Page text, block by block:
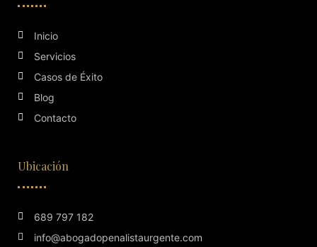
Inicio
Servicios
Casos de Éxito
Blog
Contacto
Ubicación
689 797 182
info@abogadopenalistaurgente.com